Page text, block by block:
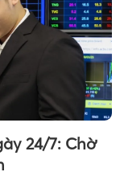
24/7: Chờ